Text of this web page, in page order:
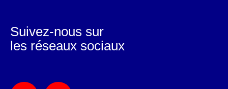
Suivez-nous sur
les réseaux sociaux